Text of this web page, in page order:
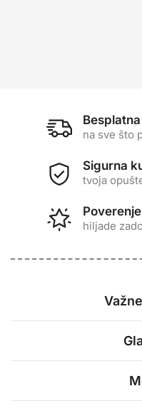
na sve što
Sigurna
tvoja
hiljade